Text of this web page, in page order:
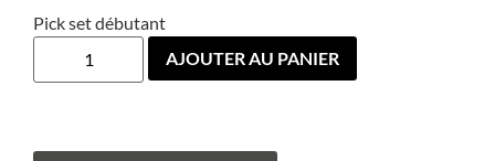
Pick set débutant
AJOUTER AU PANIER